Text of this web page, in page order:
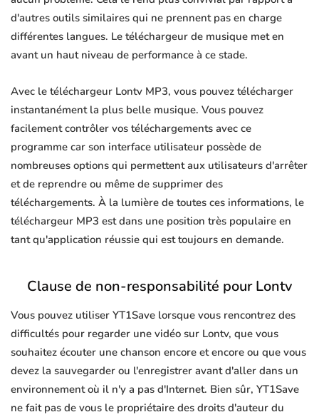
d'autres outils similaires qui ne prennent pas en charge
différentes langues. Le téléchargeur de musique met en
avant un haut niveau de performance à ce stade.
Avec le téléchargeur Lontv MP3, vous pouvez télécharger
instantanément la plus belle musique. Vous pouvez
facilement contrôler vos téléchargements avec ce
programme car son interface utilisateur possède de
nombreuses options qui permettent aux utilisateurs d'arrêter
et de reprendre ou même de supprimer des
téléchargements. À la lumière de toutes ces informations, le
téléchargeur MP3 est dans une position très populaire en
tant qu'application réussie qui est toujours en demande.
Clause de non-responsabilité pour Lontv
Vous pouvez utiliser YT1Save lorsque vous rencontrez des
difficultés pour regarder une vidéo sur Lontv, que vous
souhaitez écouter une chanson encore et encore ou que vous
devez la sauvegarder ou l'enregistrer avant d'aller dans un
environnement où il n'y a pas d'Internet. Bien sûr, YT1Save
ne fait pas de vous le propriétaire des droits d'auteur du